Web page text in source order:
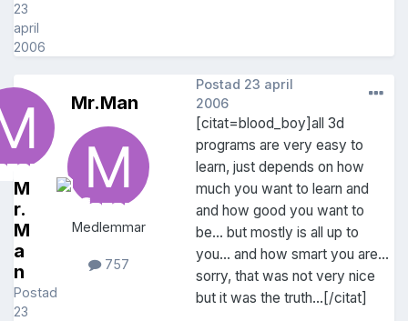
23
april
2006
M
r.
M
a
n
Postad
23
Mr.Man
Medlemmar
757
Postad 23 april
2006
[citat=blood_boy]all 3d
programs are very easy to
learn, just depends on how
much you want to learn and
and how good you want to
be... but mostly is all up to
you... and how smart you are...
sorry, that was not very nice
but it was the truth...[/citat]